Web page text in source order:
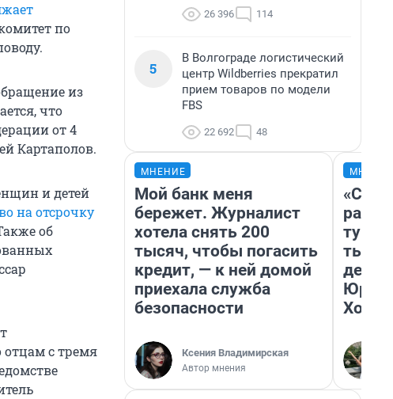
по
из
что
от 4
Картаполов.
и детей
на отсрочку
об
отцам с тремя
26 396 114
5
В Волгограде логистический
центр Wildberries прекратил
прием товаров по модели
FBS
22 692 48
МНЕНИЕ
Мой банк меня
бережет. Журналист
хотела снять 200
тысяч, чтобы погасить
кредит, — к ней домой
приехала служба
безопасности
Ксения Владимирская
Автор мнения
день